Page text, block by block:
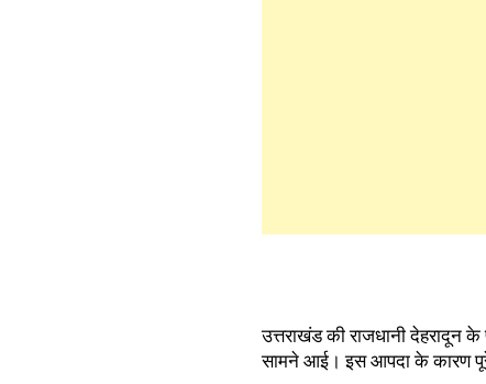
उत्तराखंड की राजधानी देहरादून
सामने आई। इस आपदा के कारण पूरे